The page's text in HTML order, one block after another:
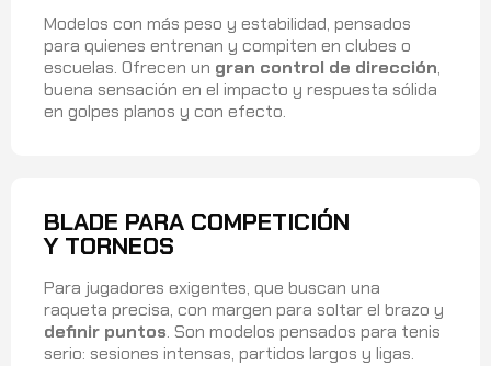
Modelos con más peso y estabilidad, pensados
para quienes entrenan y compiten en clubes o
escuelas. Ofrecen un gran control de dirección,
buena sensación en el impacto y respuesta sólida
en golpes planos y con efecto.
BLADE PARA COMPETICIÓN
Y TORNEOS
Para jugadores exigentes, que buscan una
raqueta precisa, con margen para soltar el brazo y
definir puntos. Son modelos pensados para tenis
serio: sesiones intensas, partidos largos y ligas.